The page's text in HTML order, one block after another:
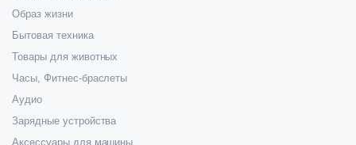
Образ жизни
Бытовая техника
Товары для животных
Часы, Фитнес-браслеты
Аудио
Зарядные устройства
Аксессуары для машины